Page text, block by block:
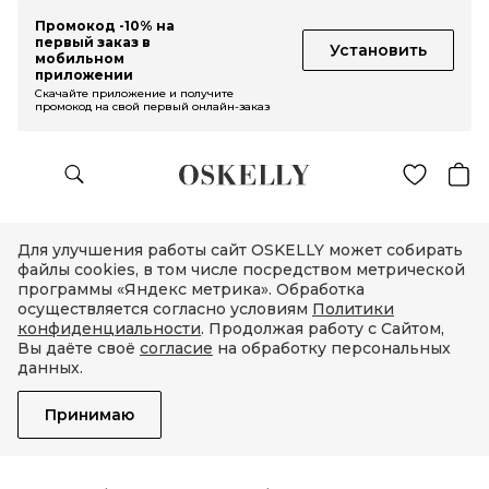
Промокод -10% на
первый заказ в
мобильном
приложении
Установить
Скачайте приложение и получите
промокод на свой первый онлайн-заказ
Для улучшения работы сайт OSKELLY может собирать
файлы cookies, в том числе посредством метрической
программы «Яндекс метрика». Обработка
осуществляется согласно условиям Политики
конфиденциальности. Продолжая работу с Сайтом,
Вы даёте своё согласие на обработку персональных
данных.
Принимаю